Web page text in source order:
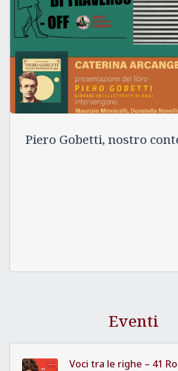
Piero Gobetti, nostro
Eventi
Voci tra le righe – 41